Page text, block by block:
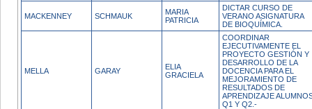
MACKENNEY SCHMAUK
MARIA
PATRICIA
DICTAR CURSO DE
VERANO ASIGNATURA
DE BIOQUÍMICA.
MELLA GARAY
ELIA
GRACIELA
COORDINAR
EJECUTIVAMENTE EL
PROYECTO GESTIÓN Y
DESARROLLO DE LA
DOCENCIA PARA EL
MEJORAMIENTO DE
RESULTADOS DE
APRENDIZAJE
Q1 Y Q2.-